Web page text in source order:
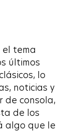
tema
últimos
lo
noticias y
de consola,
de los
algo que le